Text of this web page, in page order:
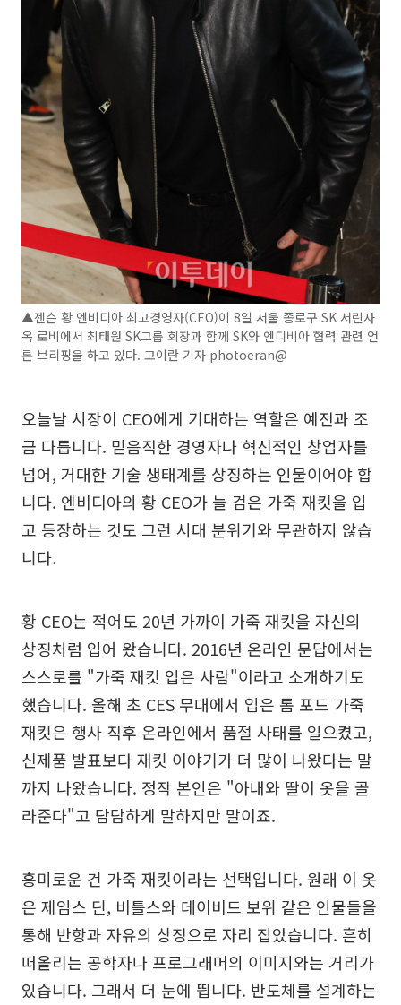
▲젠슨 황 엔비디아 최고경영자(CEO)이 8일 서울 종로구 SK 서린사
옥 로비에서 최태원 SK그룹 회장과 함께 SK와 엔디비아 협력 관련 언
론 브리핑을 하고 있다. 고이란 기자 photoeran@
오늘날 시장이 CEO에게 기대하는 역할은 예전과 조
금 다릅니다. 믿음직한 경영자나 혁신적인 창업자를
넘어, 거대한 기술 생태계를 상징하는 인물이어야 합
니다. 엔비디아의 황 CEO가 늘 검은 가죽 재킷을 입
고 등장하는 것도 그런 시대 분위기와 무관하지 않습
니다.
황 CEO는 적어도 20년 가까이 가죽 재킷을 자신의
상징처럼 입어 왔습니다. 2016년 온라인 문답에서는
스스로를 "가죽 재킷 입은 사람"이라고 소개하기도
했습니다. 올해 초 CES 무대에서 입은 톰 포드 가죽
재킷은 행사 직후 온라인에서 품절 사태를 일으켰고,
신제품 발표보다 재킷 이야기가 더 많이 나왔다는 말
까지 나왔습니다. 정작 본인은 "아내와 딸이 옷을 골
라준다"고 담담하게 말하지만 말이죠.
흥미로운 건 가죽 재킷이라는 선택입니다. 원래 이 옷
은 제임스 딘, 비틀스와 데이비드 보위 같은 인물들을
통해 반항과 자유의 상징으로 자리 잡았습니다. 흔히
떠올리는 공학자나 프로그래머의 이미지와는 거리가
있습니다. 그래서 더 눈에 띕니다. 반도체를 설계하는